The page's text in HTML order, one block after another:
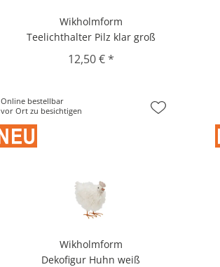
Wikholmform
Teelichthalter Pilz klar groß
12,50 € *
Online bestellbar
vor Ort zu besichtigen
Wikholmform
Dekofigur Huhn weiß